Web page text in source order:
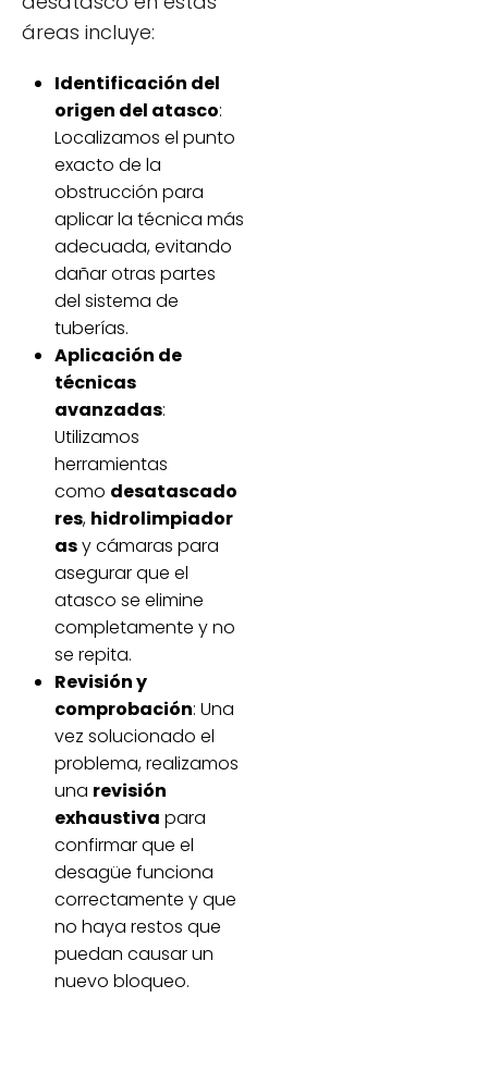
áreas incluye:
Identificación del
origen del atasco:
Localizamos el punto
exacto de la
obstrucción para
aplicar la técnica más
adecuada, evitando
dañar otras partes
del sistema de
tuberías.
Aplicación de
técnicas
avanzadas:
Utilizamos
herramientas
como desatascado
res, hidrolimpiador
asy cámaras para
asegurar que el
atasco se elimine
completamente y no
se repita.
Revisión y
comprobación: Una
vez solucionado el
problema, realizamos
una revisión
exhaustiva para
confirmar que el
desagüe funciona
correctamente y que
no haya restos que
puedan causar un
nuevo bloqueo.